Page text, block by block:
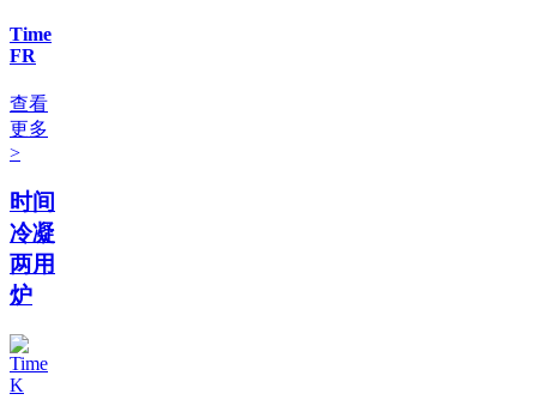
Time
FR
查看
更多
>
时间
冷凝
两用
炉